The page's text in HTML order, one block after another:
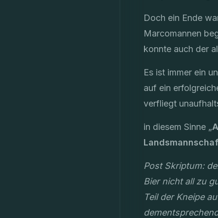
Doch ein Ende
Marcomannen
konnte auch der
Es ist immer ein
auf ein
verfliegt
in diesem Sinne „
Post Skriptum:
Bier nicht all zu
Teil der Kneipe